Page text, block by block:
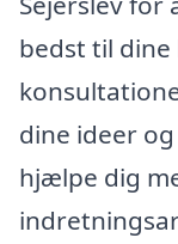
bedst til
dine ideer
hjælpe dig